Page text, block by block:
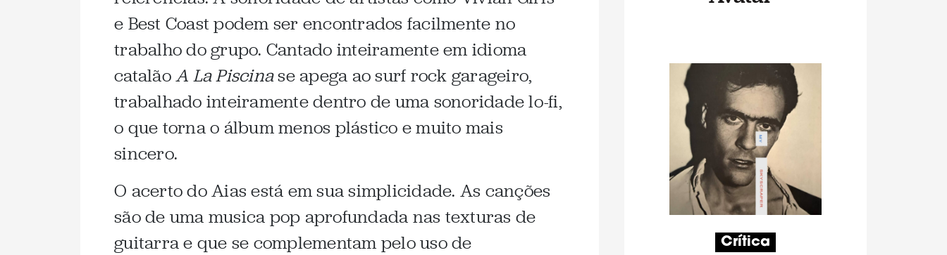
e Best Coast podem ser encontrados facilmente no
trabalho do grupo. Cantado inteiramente em idioma
catalãoA La Piscinase apega ao surf rock garageiro,
trabalhado inteiramente dentro de uma sonoridade lo-fi,
o que torna o álbum menos plástico e muito mais
sincero.
O acerto do Aias está em sua simplicidade. As canções
são de uma musica pop aprofundada nas texturas de
guitarra e que se complementam pelo uso de
Crítica